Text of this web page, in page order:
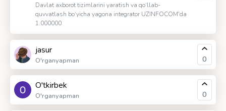
Davlat axborot tizimlarini yaratish va qo‘llab-
quvvatlash bo‘yicha yagona integrator UZINFOCOM'da
1.000000
jasur
O'rganyapman 0
O'tkirbek
O'rganyapman 0